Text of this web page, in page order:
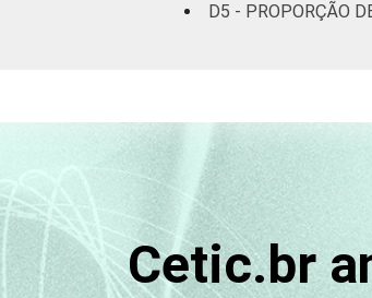
D5 - PROPORÇÃO
Cetic.br